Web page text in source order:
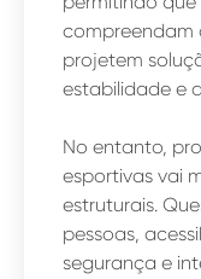
compreendam
projetem
estabilidade e
No entanto,
esportivas vai
estruturais.
pessoas,
segurança e